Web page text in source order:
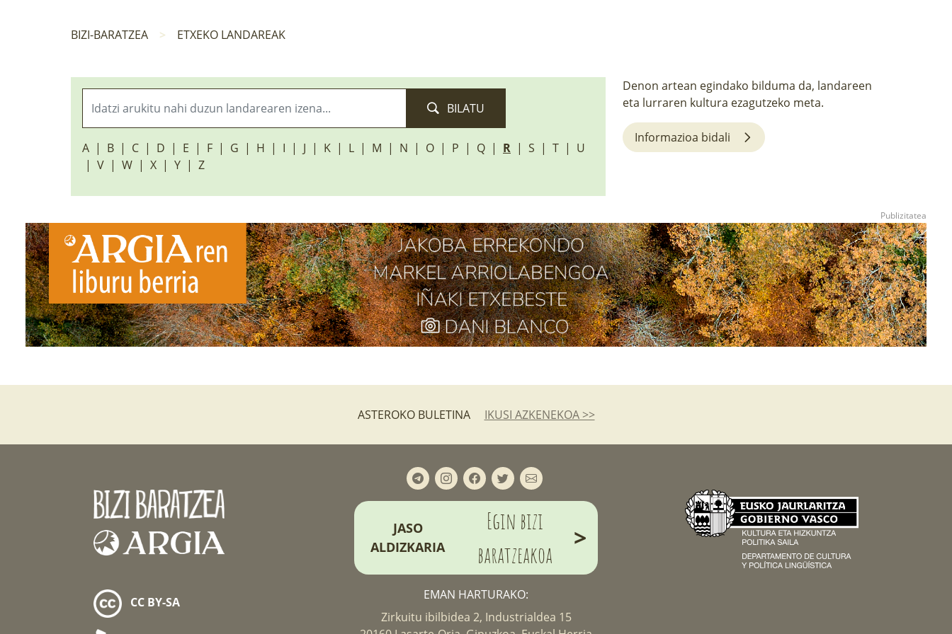
BIZI-BARATZEA ETXEKO LANDAREAK
BILATU
A B C D E F G H I J K L M N O P Q R S T
U
V
W X Y Z
Denon artean egindako bilduma da, landareen
eta lurraren kultura ezagutzeko meta.
Informazioa bidali
ASTEROKO BULETINA IKUSI AZKENEKOA >>
CC BY-SA
JASO
ALDIZKARIA
Egin bizi
baratzeakoa
>
EMAN HARTURAKO:
Zirkuitu ibilbidea 2, Industrialdea 15